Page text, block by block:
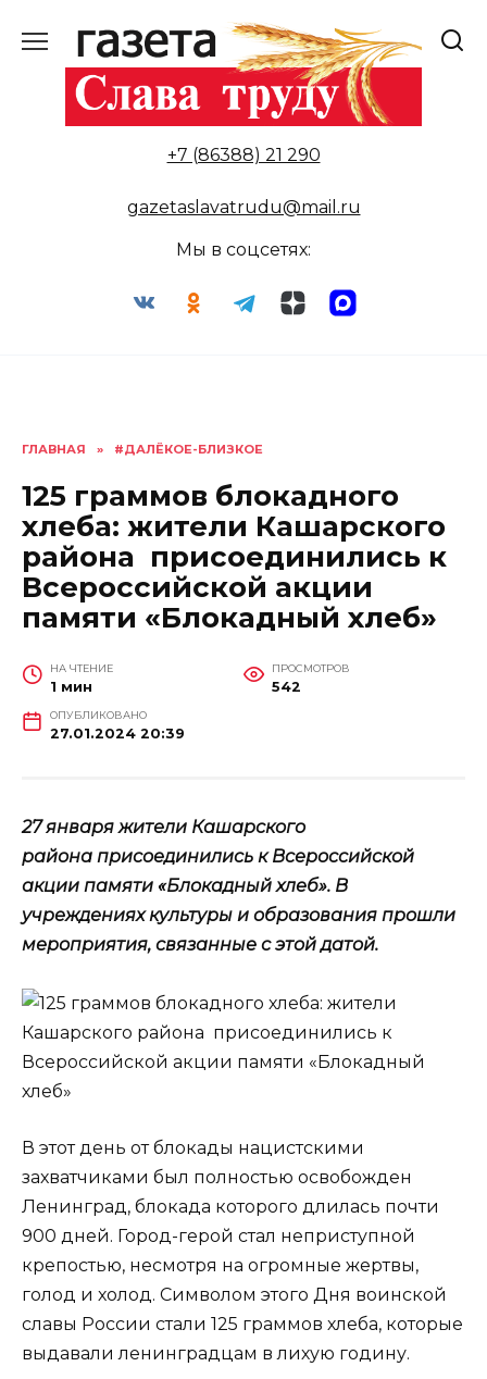
содержанию
+7 (86388) 21 290
gazetaslavatrudu@mail.ru
Мы в соцсетях:
ГЛАВНАЯ » #ДАЛЁКОЕ-БЛИЗКОЕ
125 граммов блокадного
хлеба: жители Кашарского
района присоединились к
Всероссийской акции
памяти «Блокадный хлеб»
НА ЧТЕНИЕ
1 мин
ПРОСМОТРОВ
542
ОПУБЛИКОВАНО
27.01.2024 20:39
27 января жители Кашарского
района присоединились к Всероссийской
акции памяти «Блокадный хлеб». В
учреждениях культуры и образования прошли
мероприятия, связанные с этой датой.
В этот день от блокады нацистскими
захватчиками был полностью освобожден
Ленинград, блокада которого длилась почти
900 дней. Город-герой стал неприступной
крепостью, несмотря на огромные жертвы,
голод и холод. Символом этого Дня воинской
славы России стали 125 граммов хлеба, которые
выдавали ленинградцам в лихую годину.